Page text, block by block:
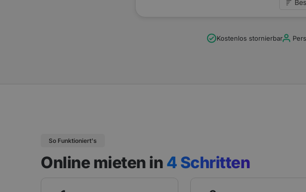
Kostenlos stornierbar
So Funktioniert's
Online mieten in 4 Schritten